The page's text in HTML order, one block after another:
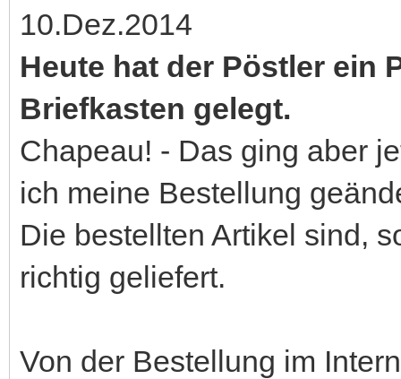
10.Dez.2014
Heute hat der Pöstler ein
Briefkasten gelegt.
Chapeau! - Das ging aber
ich meine Bestellung
Die bestellten Artikel sind,
richtig geliefert.
Von der Bestellung im